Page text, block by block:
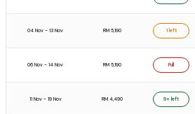
04 Nov - 13 Nov RM 5,190 1 left
06 Nov - 14 Nov RM 5,190 Full
11 Nov - 19 Nov RM 4,490 9+ left